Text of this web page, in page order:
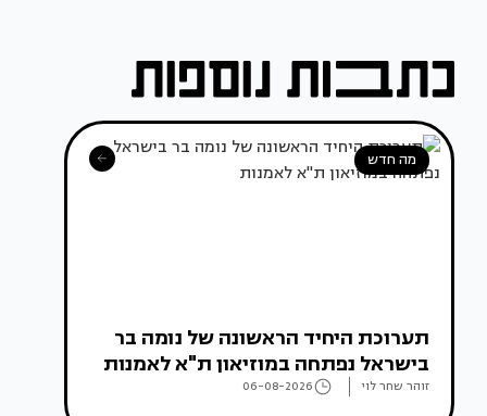
מה חדש
תערוכת היחיד הראשונה של נומה בר
בישראל נפתחה במוזיאון ת"א לאמנות
זוהר שחר לוי 06-08-2026